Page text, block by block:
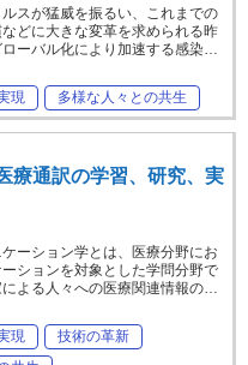
スが猛威を振るい、これまでの
どに大きな変革を求められる昨
ーバル化により加速する感染…
現
多様な人々との共生
療通訳の学習、研究、実
ーション学とは、医療分野にお
ションを対象とした学問分野で
よる人々への医療関連情報の…
現
技術の革新